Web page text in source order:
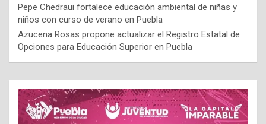
Pepe Chedraui fortalece educación ambiental de niñas y
niños con curso de verano en Puebla
Azucena Rosas propone actualizar el Registro Estatal de
Opciones para Educación Superior en Puebla